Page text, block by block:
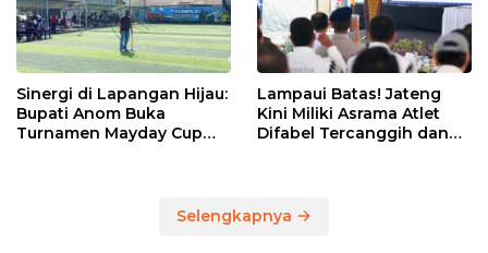
Sinergi di Lapangan Hijau:
Bupati Anom Buka
Turnamen Mayday Cup
Lampaui Batas! Jateng
Kini Miliki Asrama Atlet
Difabel Tercanggih dan
Selengkapnya